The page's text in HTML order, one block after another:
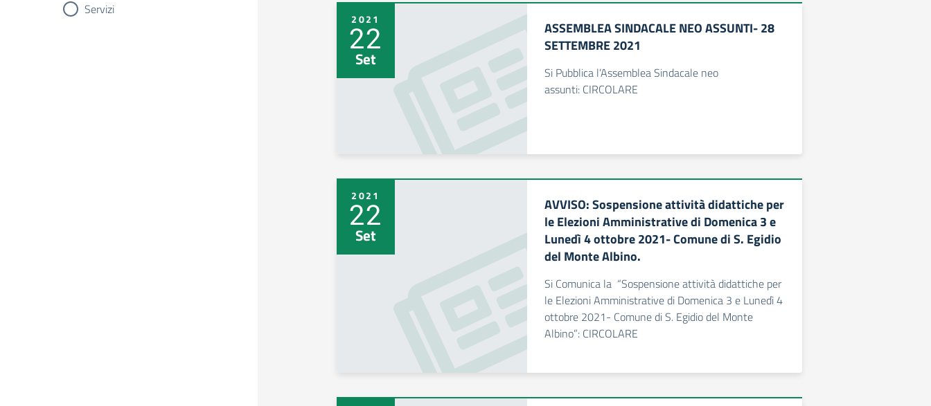
Servizi
2021
22
Set
ASSEMBLEA SINDACALE NEO ASSUNTI- 28
SETTEMBRE 2021
Si Pubblica l’Assemblea Sindacale neo
assunti: CIRCOLARE
2021
22
Set
AVVISO: Sospensione attività didattiche per
le Elezioni Amministrative di Domenica 3 e
Lunedì 4 ottobre 2021- Comune di S. Egidio
del Monte Albino.
Si Comunica la “Sospensione attività didattiche per
le Elezioni Amministrative di Domenica 3 e Lunedì 4
ottobre 2021- Comune di S. Egidio del Monte
Albino”: CIRCOLARE